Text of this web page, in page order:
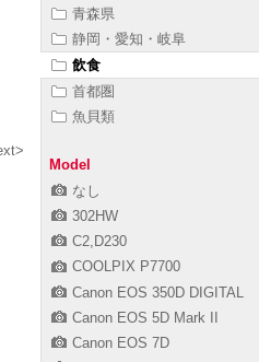
青森県
静岡・愛知・岐阜
飲食
首都圏
魚貝類
Model
なし
302HW
C2,D230
COOLPIX P7700
Canon EOS 350D DIGITAL
Canon EOS 5D Mark II
Canon EOS 7D